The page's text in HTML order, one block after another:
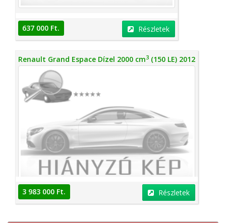
637 000 Ft. Részletek
Renault Grand Espace Dízel 2000 cm3 (150 LE) 2012
3 983 000 Ft. Részletek